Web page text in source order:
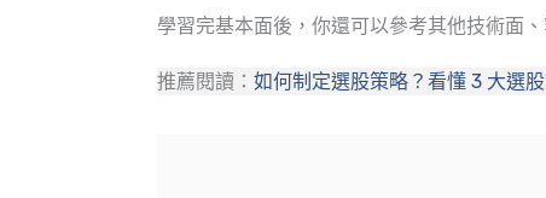
學習完基本面後，你還可以參考其他技術面
推薦閱讀： 如何制定選股策略？看懂 3 大選